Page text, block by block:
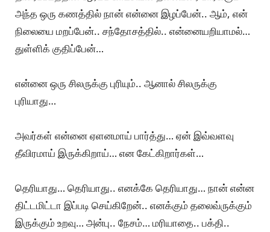
அந்த ஒரு கணத்தில் நான் என்னை இழப்பேன்.. ஆம், என்
நிலையை மறப்பேன்.. சந்தோசத்தில்.. என்னையறியாமல்…
துள்ளிக் குதிப்பேன்…
என்னை ஒரு சிலருக்கு புரியும்.. ஆனால் சிலருக்கு
புரியாது…
அவர்கள் என்னை ஏளனமாய் பார்த்து… ஏன் இவ்வளவு
தீவிரமாய் இருக்கிறாய்… என கேட்கிறார்கள்…
தெரியாது… தெரியாது.. எனக்கே தெரியாது… நான் என்ன
திட்டமிட்டா இப்படி செய்கிறேன்.. எனக்கும் தலைவ்ருக்கும்
இருக்கும் உறவு… அன்பு.. நேசம்… மரியாதை.. பக்தி..